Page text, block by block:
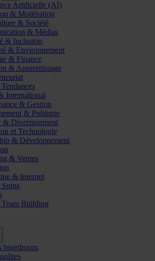
Artificielle (AI)
& Modération
& Société
& Médias
& Inclusion
& Environnement
& Finance
& Apprentissage
International
& Gestion
& Politique
& Divertissement
et Technologie
& Développement
& Ventes
& Internet
Soins
Building
boardroom